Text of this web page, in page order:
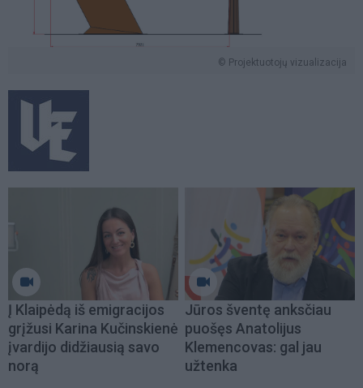
© Projektuotojų vizualizacija
Į Klaipėdą iš emigracijos
grįžusi Karina Kučinskienė
įvardijo didžiausią savo
norą
Jūros šventę anksčiau
puošęs Anatolijus
Klemencovas: gal jau
užtenka